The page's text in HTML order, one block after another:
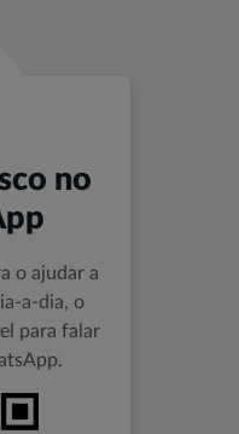
no
o ajudar a
a-dia, o
para falar